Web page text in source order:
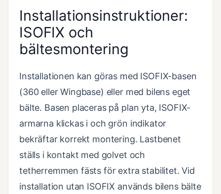
Installationsinstruktioner:
ISOFIX och
bältesmontering
Installationen kan göras med ISOFIX-basen
(360 eller Wingbase) eller med bilens eget
bälte. Basen placeras på plan yta, ISOFIX-
armarna klickas i och grön indikator
bekräftar korrekt montering. Lastbenet
ställs i kontakt med golvet och
tetherremmen fästs för extra stabilitet. Vid
installation utan ISOFIX används bilens bälte